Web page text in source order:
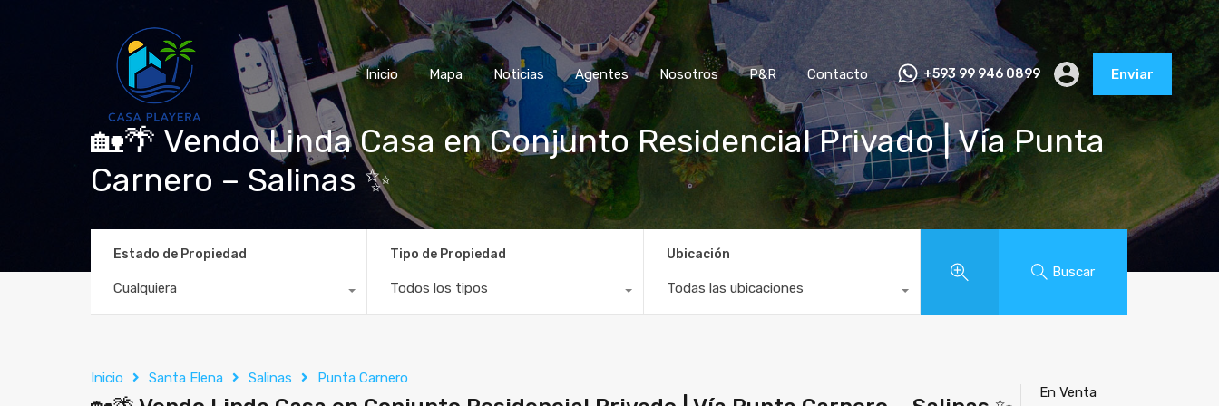
Inicio Mapa Noticias Agentes Nosotros P&R Contacto +593 99 946 0899 Enviar
🏡🌴 Vendo Linda Casa en Conjunto Residencial Privado | Vía Punta
Carnero – Salinas ✨
Estado de Propiedad
Cualquiera
Tipo de Propiedad
Todos los tipos
Ubicación
Todas las ubicaciones
Buscar
Inicio Santa Elena Salinas Punta Carnero
En Venta